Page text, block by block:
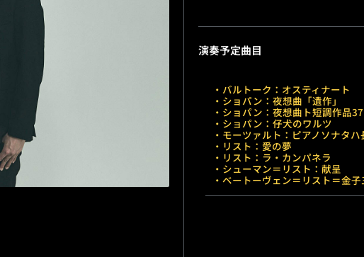
演奏予定曲目
・バルトーク：オスティナート
・ショパン：夜想曲「遺作」
・ショパン：夜想曲ト短調作品37
・ショパン：仔犬のワルツ
・モーツァルト：ピアノソナタ
・リスト：愛の夢
・リスト：ラ・カンパネラ
・シューマン＝リスト：献呈
・ベートーヴェン＝リスト＝金